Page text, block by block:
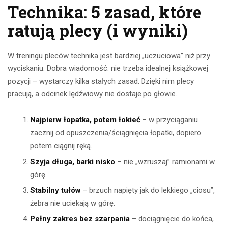
Technika: 5 zasad, które
ratują plecy (i wyniki)
W treningu pleców technika jest bardziej „uczuciowa” niż przy
wyciskaniu. Dobra wiadomość: nie trzeba idealnej książkowej
pozycji – wystarczy kilka stałych zasad. Dzięki nim plecy
pracują, a odcinek lędźwiowy nie dostaje po głowie.
Najpierw łopatka, potem łokieć – w przyciąganiu
zacznij od opuszczenia/ściągnięcia łopatki, dopiero
potem ciągnij ręką.
Szyja długa, barki nisko – nie „wzruszaj” ramionami w
górę.
Stabilny tułów – brzuch napięty jak do lekkiego „ciosu”,
żebra nie uciekają w górę.
Pełny zakres bez szarpania – dociągnięcie do końca,